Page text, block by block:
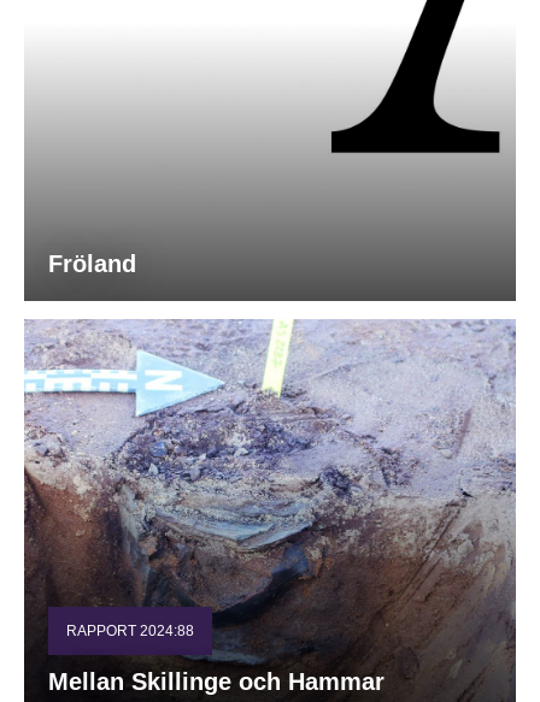
Fröland
RAPPORT 2024:88
Mellan Skillinge och Hammar